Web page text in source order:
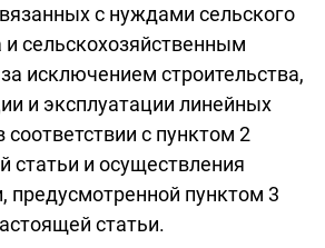
с нуждами сельского
и сельскохозяйственным
исключением строительства,
и эксплуатации линейных
соответствии с пунктом 2
статьи и осуществления
предусмотренной пунктом 3
статьи.